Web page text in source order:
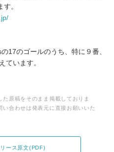
。
17のゴールのうち、特に９番、
ています。
原稿をそのまま掲載しておりま
合わせは発表元に直接お願いいた
ース原文(PDF)